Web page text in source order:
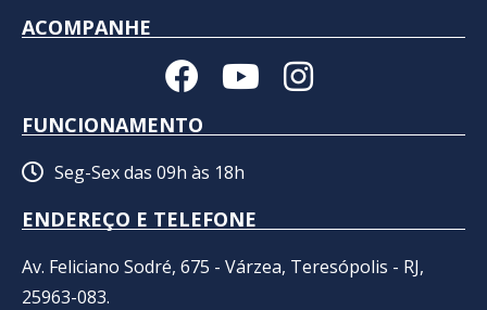
ACOMPANHE
FUNCIONAMENTO
Seg-Sex das 09h às 18h
ENDEREÇO E TELEFONE
Av. Feliciano Sodré, 675 - Várzea, Teresópolis - RJ,
25963-083.